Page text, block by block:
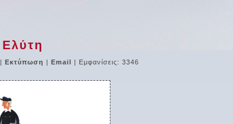
| Εκτύπωση | Email | Εμφανίσεις: 3346